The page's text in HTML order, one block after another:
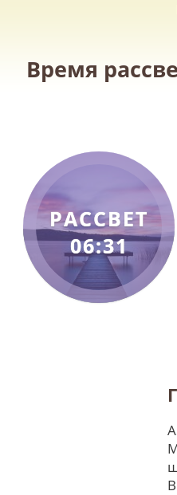
Время
РАССВЕТ
06:31